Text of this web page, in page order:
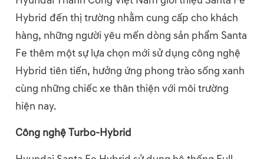
Hybrid đến thị trường nhằm cung cấp cho khách
hàng, những người yêu mến dòng sản phẩm Santa
Fe thêm một sự lựa chọn mới sử dụng công nghệ
Hybrid tiên tiến, hưởng ứng phong trào sống xanh
cùng những chiếc xe thân thiện với môi trường
hiện nay.
Công nghệ Turbo-Hybrid